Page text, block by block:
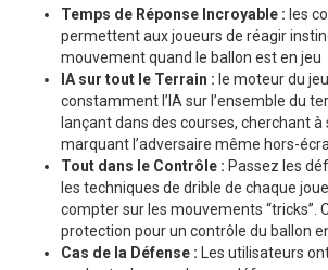
Temps de Réponse Incroyable : les
permettent aux joueurs de réagir
mouvement quand le ballon est en jeu
IA sur tout le Terrain : le moteur du
constamment l’IA sur l’ensemble du
lançant dans des courses, cherchant
marquant l’adversaire même hors-
Tout dans le Contrôle : Passez les
les techniques de drible de chaque
compter sur les mouvements “tricks”.
protection pour un contrôle du ballon
Cas de la Défense : Les utilisateurs